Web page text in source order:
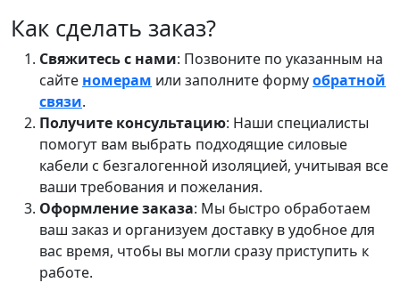
Как сделать заказ?
Свяжитесь с нами: Позвоните по указанным на
сайте номерам или заполните формуобратной
связи.
Получите консультацию: Наши специалисты
помогут вам выбрать подходящие силовые
кабели с безгалогенной изоляцией, учитывая все
ваши требования и пожелания.
Оформление заказа: Мы быстро обработаем
ваш заказ и организуем доставку в удобное для
вас время, чтобы вы могли сразу приступить к
работе.